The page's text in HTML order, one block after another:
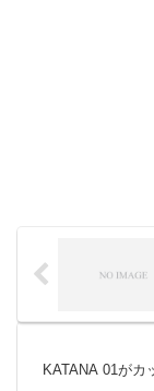
KATANA 01がカ